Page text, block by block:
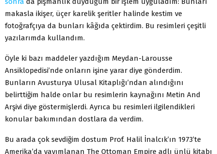
makasla ikişer, üçer karelik şeritler halinde kestim ve
fotoğrafçıya da bunları kâğıda çektirdim. Bu resimleri çeşitli
yazılarımda kullandım.
Öyle ki bazı maddeler yazdığım Meydan-Larousse
Ansiklopedisi’nde onların işine yarar diye gönderdim.
Bunların Avusturya Ulusal Kitaplığı’ndan alındığını
belirttiğim halde onlar bu resimlerin kaynağını Metin And
Arşivi diye göstermişlerdi. Ayrıca bu resimleri ilgilendikleri
konular bakımından dostlara da verdim.
Bu arada çok sevdiğim dostum Prof. Halil İnalcık’ın 1973’te
Amerika’da yayımlanan The Ottoman Empire adlı ünlü kitabı